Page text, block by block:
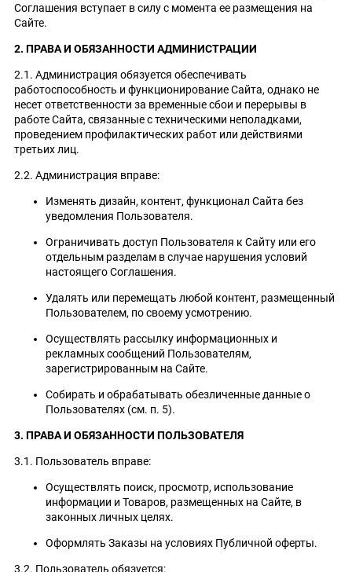
Соглашения вступает в силу с момента ее размещения на
Сайте.
2. ПРАВА И ОБЯЗАННОСТИ АДМИНИСТРАЦИИ
2.1. Администрация обязуется обеспечивать
работоспособность и функционирование Сайта, однако не
несет ответственности за временные сбои и перерывы в
работе Сайта, связанные с техническими неполадками,
проведением профилактических работ или действиями
третьих лиц.
2.2. Администрация вправе:
Изменять дизайн, контент, функционал Сайта без
уведомления Пользователя.
Ограничивать доступ Пользователя к Сайту или его
отдельным разделам в случае нарушения условий
настоящего Соглашения.
Удалять или перемещать любой контент, размещенный
Пользователем, по своему усмотрению.
Осуществлять рассылку информационных и
рекламных сообщений Пользователям,
зарегистрированным на Сайте.
Собирать и обрабатывать обезличенные данные о
Пользователях (см. п. 5).
3. ПРАВА И ОБЯЗАННОСТИ ПОЛЬЗОВАТЕЛЯ
3.1. Пользователь вправе:
Осуществлять поиск, просмотр, использование
информации и Товаров, размещенных на Сайте, в
законных личных целях.
Оформлять Заказы на условиях Публичной оферты.
3.2. Пользователь обязуется: